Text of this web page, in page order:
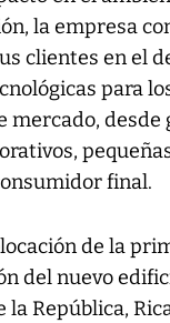
la empresa
clientes en el
para
mercado, desde
final.
de la
del nuevo
la República,